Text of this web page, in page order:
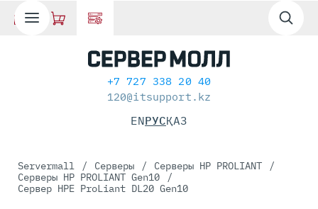
+7 727 338 20 40
120@itsupport.kz
ENРУСҚАЗ
Servermall / Серверы / Серверы HP PROLIANT
/
Серверы HP PROLIANT Gen10
/
Сервер HPE ProLiant DL20 Gen10